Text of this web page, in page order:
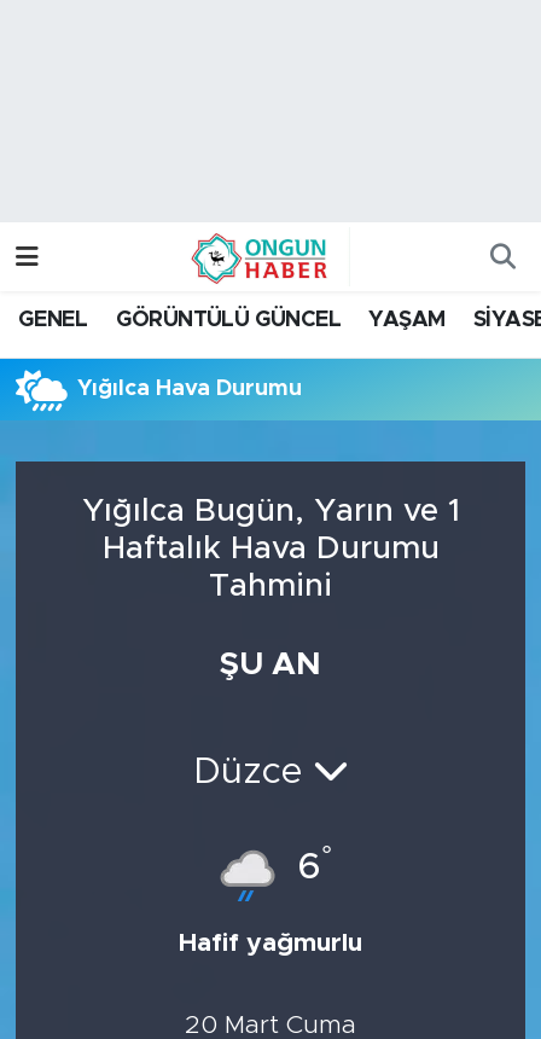
GENEL GÖRÜNTÜLÜ GÜNCEL YAŞAM
Yığılca Hava Durumu
Yığılca Bugün, Yarın ve 1
Haftalık Hava Durumu
Tahmini
ŞU AN
Düzce
6°
Hafif yağmurlu
20 Mart Cuma
Trafik Durumu
Tüm Manşetler
Son Dakika Haberleri
Haber Arşivi